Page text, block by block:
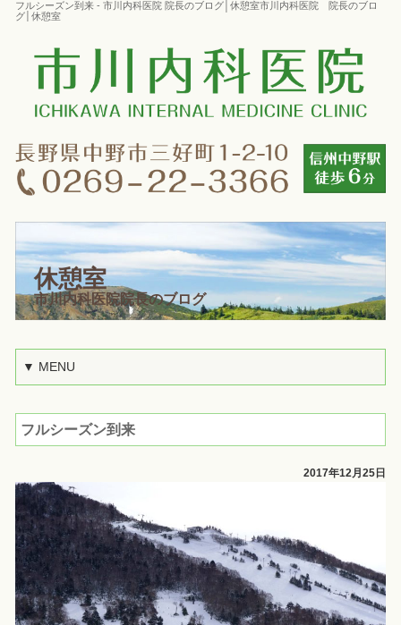
フルシーズン到来 - 市川内科医院 院長のブログ│休憩室市川内科医院 院長のブロ
グ│休憩室
休憩室
市川内科医院院長のブログ
▼ MENU
フルシーズン到来
2017年12月25日